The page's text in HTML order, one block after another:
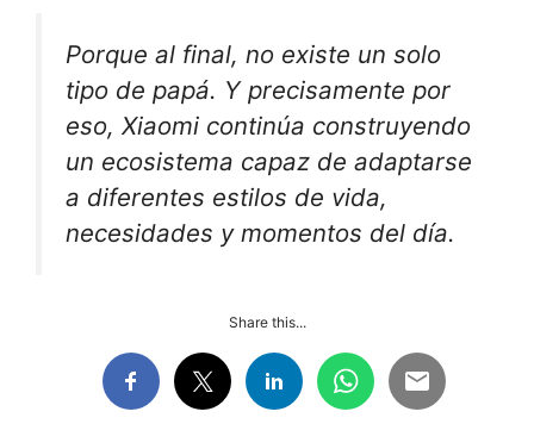
Porque al final, no existe un solo
tipo de papá. Y precisamente por
eso, Xiaomi continúa construyendo
un ecosistema capaz de adaptarse
a diferentes estilos de vida,
necesidades y momentos del día.
Share this...